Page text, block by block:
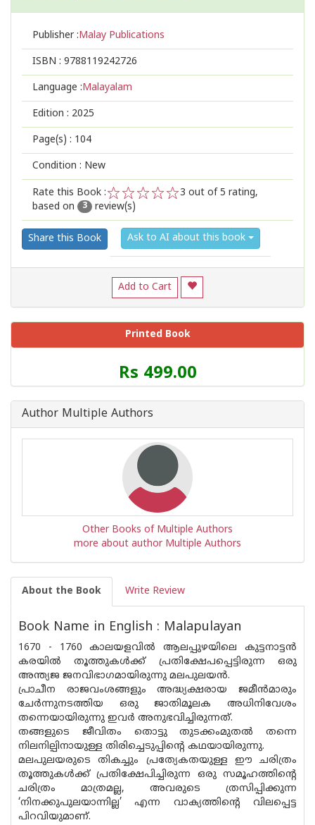
Publisher :Malay Publications
ISBN : 9788119242726
Language :Malayalam
Edition : 2025
Page(s) : 104
Condition : New
Rate this Book :
2
1
3 out of 5 rating,
based on
3 review(s)
Share this Book Ask to AI about this book
Add to Cart
Printed Book
Price
of
Book
Rs 499.00
Author Multiple Authors
Other Books of Multiple Authors
more about author Multiple Authors
About the Book Write Review
Book Name in English : Malapulayan
1670 - 1760 കാലയളവിൽ ആലപ്പുഴയിലെ കുട്ടനാട്ടൻ
കരയിൽ തൂത്തുകൾക്ക് പ്രതിക്ഷേപപ്പെട്ടിരുന്ന ഒരു
അന്ത്യജ ജനവിഭാഗമായിരുന്നു മലപുലയൻ.
പ്രാചീന രാജവംശങ്ങളും അദ്ധ്യക്ഷരായ ജമീൻമാരും
ചേർന്നുനടത്തിയ ഒരു ജാതിമൂലക അധിനിവേശം
തന്നെയായിരുന്നു ഇവർ അനുഭവിച്ചിരുന്നത്.
തങ്ങളുടെ ജീവിതം തൊട്ടു തുടക്കംമുതൽ തന്നെ
നിലനില്പിനായുള്ള തിരിച്ചെടുപ്പിന്റെ കഥയായിരുന്നു.
മലപുലയരുടെ തികച്ചും പ്രത്യേകതയുള്ള ഈ ചരിത്രം
തൂത്തുകൾക്ക് പ്രതിക്ഷേപിച്ചിരുന്ന ഒരു സമൂഹത്തിന്റെ
ചരിത്രം മാത്രമല്ല, അവരുടെ ത്രസിപ്പിക്കുന്ന
‘നിനക്കുപുലയാന്നില്ല’ എന്ന വാക്യത്തിന്റെ വിലപ്പെട്ട
പിറവിയുമാണ്.